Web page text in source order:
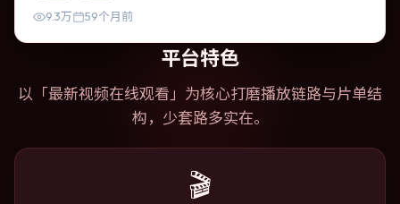
9.3万 59个月前
平台特色
以「最新视频在线观看 」为核心打磨播放链路与片单结
构，少套路多实在。
🎬